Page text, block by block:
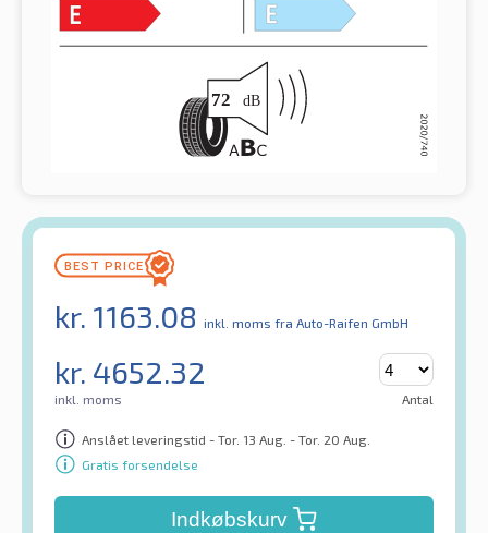
kr. 1163.08 inkl. moms fra Auto-Raifen GmbH
kr. 4652.32
inkl. moms Antal
Anslået leveringstid - Tor. 13 Aug. - Tor. 20 Aug.
Gratis forsendelse
Indkøbskurv